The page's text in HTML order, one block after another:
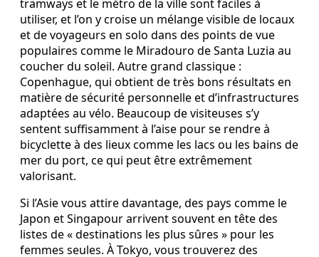
tramways et le métro de la ville sont faciles à
utiliser, et l’on y croise un mélange visible de locaux
et de voyageurs en solo dans des points de vue
populaires comme le Miradouro de Santa Luzia au
coucher du soleil. Autre grand classique :
Copenhague, qui obtient de très bons résultats en
matière de sécurité personnelle et d’infrastructures
adaptées au vélo. Beaucoup de visiteuses s’y
sentent suffisamment à l’aise pour se rendre à
bicyclette à des lieux comme les lacs ou les bains de
mer du port, ce qui peut être extrêmement
valorisant.
Si l’Asie vous attire davantage, des pays comme le
Japon et Singapour arrivent souvent en tête des
listes de « destinations les plus sûres » pour les
femmes seules. À Tokyo, vous trouverez des